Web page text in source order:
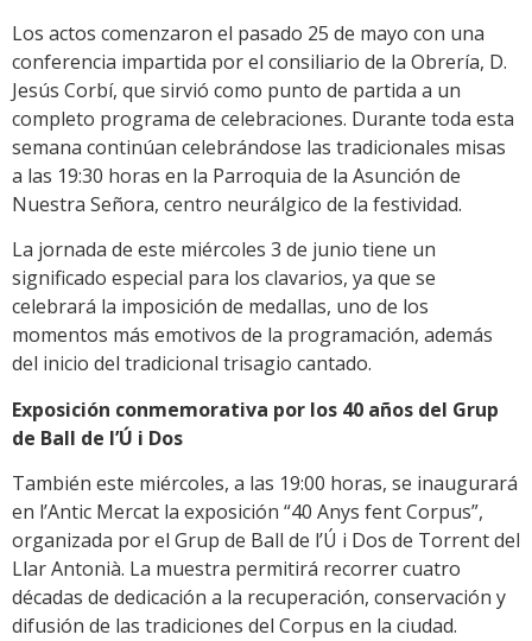
Los actos comenzaron el pasado 25 de mayo con una
conferencia impartida por el consiliario de la Obrería, D.
Jesús Corbí, que sirvió como punto de partida a un
completo programa de celebraciones. Durante toda esta
semana continúan celebrándose las tradicionales misas
a las 19:30 horas en la Parroquia de la Asunción de
Nuestra Señora, centro neurálgico de la festividad.
La jornada de este miércoles 3 de junio tiene un
significado especial para los clavarios, ya que se
celebrará la imposición de medallas, uno de los
momentos más emotivos de la programación, además
del inicio del tradicional trisagio cantado.
Exposición conmemorativa por los 40 años del Grup
de Ball de l’Ú i Dos
También este miércoles, a las 19:00 horas, se inaugurará
en l’Antic Mercat la exposición “40 Anys fent Corpus”,
organizada por el Grup de Ball de l’Ú i Dos de Torrent del
Llar Antonià. La muestra permitirá recorrer cuatro
décadas de dedicación a la recuperación, conservación y
difusión de las tradiciones del Corpus en la ciudad.